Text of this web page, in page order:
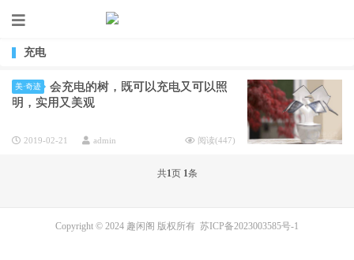
充电
美·奇迹
会充电的树，既可以充电又可以照
明，实用又美观
2019-02-21 admin 阅读(447)
共1页 1条
Copyright © 2024 趣闲阁 版权所有 苏ICP备2023003585号-1